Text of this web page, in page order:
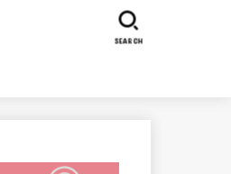
SEARCH